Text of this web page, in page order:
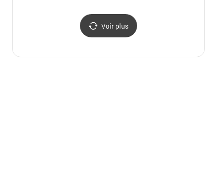
Voir plus